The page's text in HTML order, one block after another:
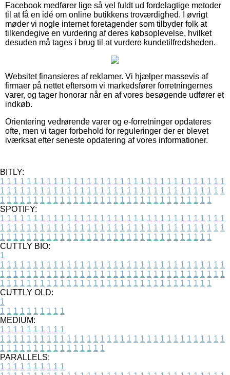
Facebook medfører lige så vel fuldt ud fordelagtige metoder
til at få en idé om online butikkens troværdighed. I øvrigt
møder vi nogle internet foretagender som tilbyder folk at
tilkendegive en vurdering af deres købsoplevelse, hvilket
desuden må tages i brug til at vurdere kundetilfredsheden.
Websitet finansieres af reklamer. Vi hjælper massevis af
firmaer på nettet eftersom vi markedsfører forretningernes
varer, og tager honorar når en af vores besøgende udfører et
indkøb.
Orientering vedrørende varer og e-forretninger opdateres
ofte, men vi tager forbehold for reguleringer der er blevet
iværksat efter seneste opdatering af vores informationer.
BITLY:
1 1 1 1 1 1 1 1 1 1 1 1 1 1 1 1 1 1 1 1 1 1 1 1 1 1 1 1 1 1 1 1 1 1
1 1 1 1 1 1 1 1 1 1 1 1 1 1 1 1 1 1 1 1 1 1 1 1 1 1 1 1 1 1 1 1 1 1
1 1 1 1 1 1 1 1 1 1 1 1 1 1 1 1 1 1 1 1 1 1 1 1 1 1 1 1 1 1 1 1
SPOTIFY:
1 1 1 1 1 1 1 1 1 1 1 1 1 1 1 1 1 1 1 1 1 1 1 1 1 1 1 1 1 1 1 1 1 1
1 1 1 1 1 1 1 1 1 1 1 1 1 1 1 1 1 1 1 1 1 1 1 1 1 1 1 1 1 1 1 1 1 1
1 1 1 1 1 1 1 1 1 1 1 1 1 1 1 1 1 1 1 1 1 1 1 1 1 1 1 1 1 1 1 1
CUTTLY BIO:
1
1 1 1 1 1 1 1 1 1 1 1 1 1 1 1 1 1 1 1 1 1 1 1 1 1 1 1 1 1 1 1 1 1 1
1 1 1 1 1 1 1 1 1 1 1 1 1 1 1 1 1 1 1 1 1 1 1 1 1 1 1 1 1 1 1 1 1 1
1 1 1 1 1 1 1 1 1 1 1 1 1 1 1 1 1 1 1 1 1 1 1 1 1 1 1 1 1 1 1 1
CUTTLY OLD:
1
1 1 1 1 1 1 1 1 1 1
MEDIUM:
1 1 1 1 1 1 1 1 1 1
1 1 1 1 1 1 1 1 1 1 1 1 1 1 1 1 1 1 1 1 1 1 1 1 1 1 1 1 1 1 1 1 1 1
1 1 1 1 1 1 1 1 1 1 1 1 1 1 1 1
PARALLELS:
1 1 1 1 1 1 1 1 1 1